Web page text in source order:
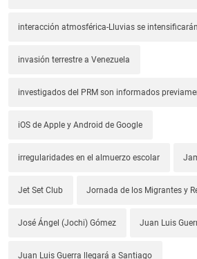
interacción atmosférica-Lluvias se intensificarán
invasión terrestre a Venezuela
investigados del PRM son informados
iOS de Apple y Android de Google
irregularidades en el almuerzo escolar
Jet Set Club Jornada de los Migrantes y
José Ángel (Jochi) Gómez Juan Luis
Juan Luis Guerra llegará a Santiago